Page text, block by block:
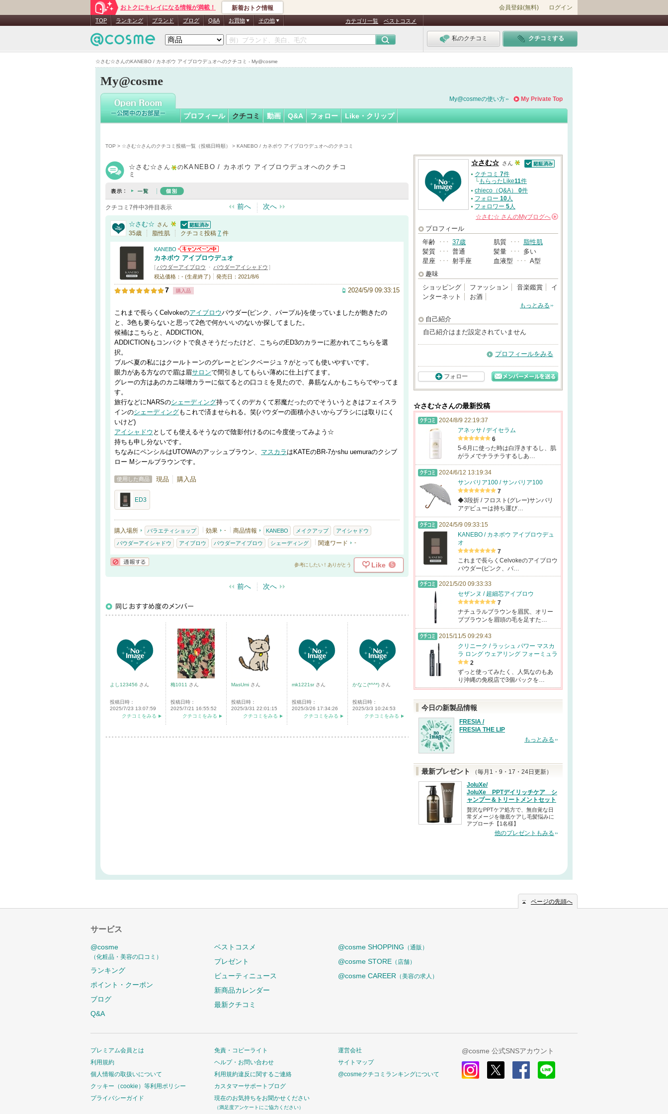
☆さむ☆さんのKANEBO / カネボウ アイブロウデュオへのクチコミ - My@cosme
おトクにキレイになる情報が満載！ 新着おトク情報 会員登録(無料) ログイン
TOP ランキング ブランド ブログ Q&A お買物 その他 カテゴリ一覧 ベストコスメ
私のクチコミ クチコミする
My@cosme
☆さむ☆さん
認
証
My Private Top
My@cosmeの使い方
プロフィール クチコミ 動画 Q&A フォロー Like・クリップ
TOP > ☆さむ☆さんのクチコミ投稿一覧（投稿日時順） > KANEBO / カネボウ アイブロウデュオへのクチコミ
☆さむ☆ さん の KANEBO / カネボウ アイブロウデュオへのクチコ
ミ
クチコミ7件中3件目表示 前へ 次へ
☆さむ☆ さん
認証済
35歳 脂性肌 クチコミ投稿 7 件
KANEBO
カネボウ アイブロウデュオ
[ パウダーアイブロウ ・ パウダーアイシャドウ ]
税込価格：- (生産終了)
発売日：2021/8/6
7 購入品 2024/5/9 09:33:15
これまで長らくCelvokeのアイブロウパウダー(ピンク、パープル)を使っていましたが飽きたの
と、3色も要らないと思って2色で何かいいのないか探してました。
候補はこちらと、ADDICTION。
ADDICTIONもコンパクトで良さそうだったけど、こちらのED3のカラーに惹かれてこちらを選
択。
ブルベ夏の私にはクールトーンのグレーとピンクベージュ？がとっても使いやすいです。
眼力がある方なので眉は眉サロンで間引きしてもらい薄めに仕上げてます。
グレーの方はあのカニ味噌カラーに似てるとの口コミを見たので、鼻筋なんかもこちらでやってま
す。
旅行などにNARSのシェーディング持ってくのデカくて邪魔だったのでそういうときはフェイスラ
インのシェーディングもこれで済ませられる。笑(パウダーの面積小さいからブラシには取りにく
いけど)
アイシャドウ としても使えるそうなので陰影付けるのに今度使ってみよう☆
持ちも申し分ないです。
ちなみにペンシルはUTOWAのアッシュブラウン、 マスカラ はKATEのBR-7かshu uemuraのクシブ
ロー Mシールブラウンです。
使用した商品 現品 購入品
ED3
購入場所 バラエティショップ 効果 - 商品情報 KANEBO メイクアップ アイシャドウ
パウダーアイシャドウ アイブロウ パウダーアイブロウ シェーディング 関連ワード -
参考にしたい！ありがとう Like 5
前へ 次へ
よし123456 さん
投稿日時：
2025/7/23 13:07:59
クチコミをみる
梅1011 さん
投稿日時：
2025/7/21 16:55:52
クチコミをみる
MasUmi さん
投稿日時：
2025/3/31 22:01:15
クチコミをみる
mk1221sr さん
投稿日時：
2025/3/26 17:34:26
クチコミをみる
かなこ(*^^*) さん
投稿日時：
2025/3/3 10:24:53
クチコミをみる
☆さむ☆ さん
クチコミ 7件
└もらったLike11件
chieco（Q&A） 0件
フォロー 10人
フォロワー 5人
☆さむ☆ さんのMyブログへ
プロフィール
年齢 ･･･ 37歳 肌質 ･･･
脂性肌
髪質 ･･･ 普通 髪量 ･･･
多い
星座 ･･･ 射手座 血液型 ･･･ A型
趣味
ショッピング
ファッション 音楽鑑賞
イ
ンターネット
お酒
もっとみる
自己紹介
自己紹介はまだ設定されていません
プロフィールをみる
フォロー
☆さむ☆さんの最新投稿
2024/8/9 22:19:37
アネッサ / デイセラム
6
5-6月に使った時は白浮きするし、肌
がラメでチラチラするしあ…
2024/6/12 13:19:34
サンバリア100 / サンバリア100
7
◆3段折 / フロスト(グレー)サンバリ
アデビューは持ち運び…
2024/5/9 09:33:15
KANEBO / カネボウ アイブロウデュ
オ
7
これまで長らくCelvokeのアイブロウ
パウダー(ピンク、パ…
2021/5/20 09:33:33
セザンヌ / 超細芯アイブロウ
7
ナチュラルブラウンを眉尻、オリー
ブブラウンを眉頭の毛を足すた…
2015/11/5 09:29:43
クリニーク / ラッシュ パワー マスカ
ラ ロング ウェアリング フォーミュラ
2
ずっと使ってみたく、人気なのもあ
り沖縄の免税店で3個パックを…
今日の新製品情報
FRESIA /
FRESIA THE LIP
もっとみる
最新プレゼント
（毎月1・9・17・24日更新）
JoluXe/
JoluXe PPTデイリッチケア シ
ャンプー＆トリートメントセット
贅沢なPPTケア処方で、無自覚な日
常ダメージを徹底ケアし毛髪悩みに
アプローチ【1名様】
他のプレゼントもみる
ページの先頭へ
サービス
@cosme
（化粧品・美容の口コミ）
ランキング
ポイント・クーポン
ブログ
Q&A
ベストコスメ
プレゼント
ビューティニュース
新商品カレンダー
最新クチコミ
@cosme SHOPPING （通販）
@cosme STORE （店舗）
@cosme CAREER （美容の求人）
プレミアム会員とは
利用規約
個人情報の取扱いについて
クッキー（cookie）等利用ポリシー
プライバシーガイド
免責・コピーライト
ヘルプ・お問い合わせ
利用規約違反に関するご連絡
カスタマーサポートブログ
現在のお気持ちをお聞かせください
（満足度アンケートにご協力ください）
運営会社
サイトマップ
@cosmeクチコミランキングについて
@cosme 公式SNSアカウント